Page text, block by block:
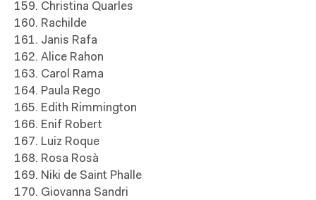
159. Christina Quarles
160. Rachilde
161. Janis Rafa
162. Alice Rahon
163. Carol Rama
164. Paula Rego
165. Edith Rimmington
166. Enif Robert
167. Luiz Roque
168. Rosa Rosà
169. Niki de Saint Phalle
170. Giovanna Sandri